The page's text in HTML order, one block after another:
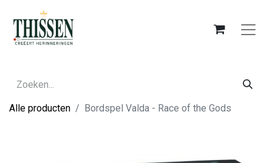
Alle producten Bordspel Valda - Race of the Gods